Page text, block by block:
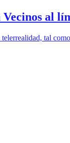
al
tal